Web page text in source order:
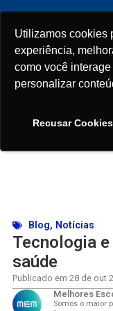
Utilizamos cookies
experiência,
como você
personalizar
Recusar Cookies
Utilizamos cookies
experiência,
como você
personalizar
Recusar Cookies
Blog, Notícias
Tecnologia
saúde
Publicado em 28 de out
Melhores
Somos o maior